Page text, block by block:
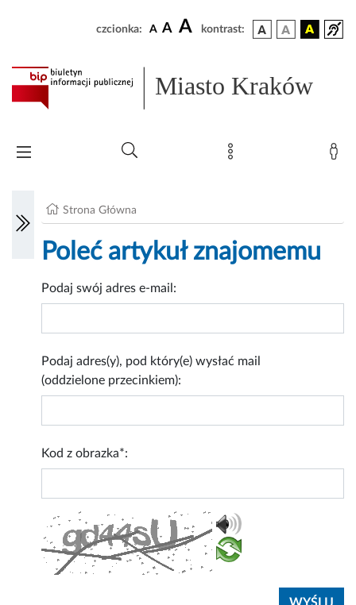
czcionka: A A A kontrast:
Miasto Kraków
Strona Główna
Poleć artykuł znajomemu
Podaj swój adres e-mail:
Podaj adres(y), pod który(e) wysłać mail
(oddzielone przecinkiem):
Kod z obrazka*: